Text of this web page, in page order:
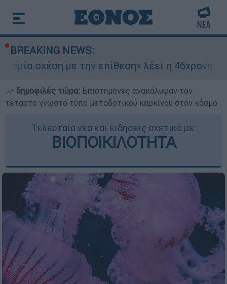
BREAKING NEWS:
την επίθεση» λέει η 46χρονη - Τι
δημοφιλές τώρα: Επιστήμονες ανακάλυψαν τον
τέταρτο γνωστό τύπο μεταδοτικού καρκίνου στον κόσμο
Τελευταία νέα και ειδήσεις σχετικά με:
ΒΙΟΠΟΙΚΙΛΟΤΗΤΑ